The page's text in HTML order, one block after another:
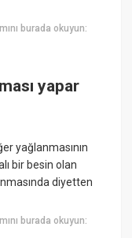
burada okuyun:
yapar
yağlanmasının
bir besin olan
diyetten
burada okuyun: